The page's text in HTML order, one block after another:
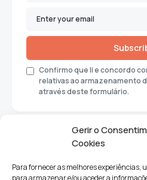
Gerir o
Cookies
Para fornecer as melhores experiências,
para armazenar e/ou aceder a
Confirmo que li e concordo
relativas ao armazenamento
através deste formulário.